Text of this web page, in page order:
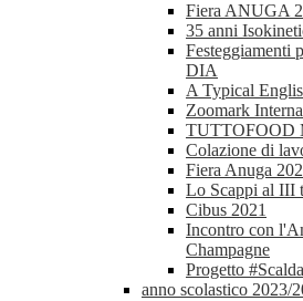
Fiera ANUGA
35 anni
Festeggiamenti
DIA
A Typical
Zoomark
TUTTOFOOD
Colazione di
Fiera Anuga
Lo Scappi al III
Cibus 2021
Incontro con
Champagne
Progetto
anno scolastico 2023/